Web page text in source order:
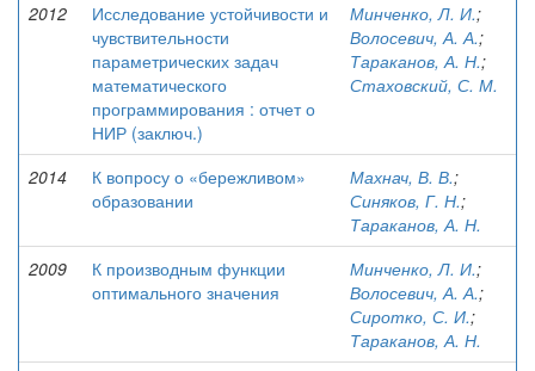
2012
Исследование устойчивости и
чувствительности
параметрических задач
математического
программирования : отчет о
НИР (заключ.)
Минченко, Л. И.;
Волосевич, А. А.;
Тараканов, А. Н.;
Стаховский, С. М.
2014
К вопросу о «бережливом»
образовании
Махнач, В. В.;
Синяков, Г. Н.;
Тараканов, А. Н.
2009
К производным функции
оптимального значения
Минченко, Л. И.;
Волосевич, А. А.;
Сиротко, С. И.;
Тараканов, А. Н.